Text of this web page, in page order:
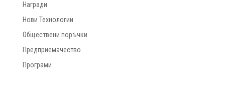
Награди
Нови Технологии
Обществени поръчки
Предприемачество
Програми